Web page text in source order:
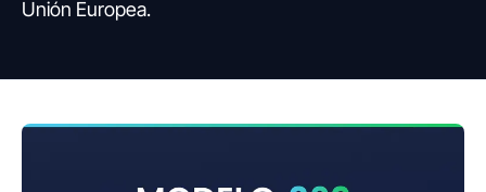
Unión Europea.